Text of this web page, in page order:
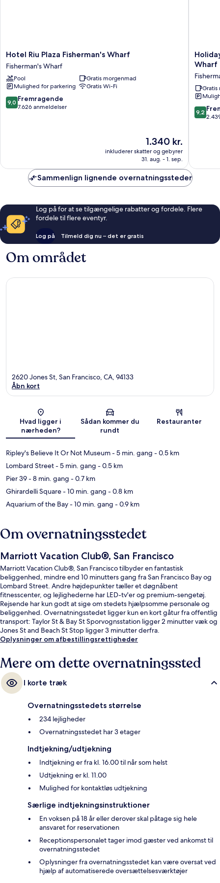
Hotel
Riu
Plaza
Fisherman's
Wharf
Fisherman's
Wharf
Hotel Riu Plaza Fisherman's Wharf
Fisherman's Wharf
Pool
Gratis morgenmad
Mulighed for parkering
Gratis Wi-Fi
9.0
ud
9,0 Fremragende
7.626 anmeldelser
Prisen
er
1.340 kr.
1.340 kr.
inkluderer skatter og gebyrer
31. aug. - 1. sep.
Holiday
Inn
and
Suites
Wharf
by
Wharf
Gratis
9.2
ud
9,2
Sammenlign lignende overnatningssteder
Log på for at se tilgængelige rabatter og fordele. Flere
fordele til flere eventyr.
Log på Tilmeld dig nu – det er gratis
Om området
Kort
2620 Jones St, San Francisco, CA, 94133
Åbn kort
Hvad ligger i
nærheden?
Sådan kommer du
rundt
Restauranter
Ripley's Believe It Or Not Museum- 5 min. gang - 0.5 km
Lombard Street- 5 min. gang - 0.5 km
Pier 39- 8 min. gang - 0.7 km
Ghirardelli Square- 10 min. gang - 0.8 km
Aquarium of the Bay- 10 min. gang - 0.9 km
Om overnatningsstedet
Marriott Vacation Club®, San Francisco
Marriott Vacation Club®, San Francisco tilbyder en fantastisk
beliggenhed, mindre end 10 minutters gang fra San Francisco Bay og
Lombard Street. Andre højdepunkter tæller et døgnåbent
fitnesscenter, og lejlighederne har LED-tv'er og premium-sengetøj.
Rejsende har kun godt at sige om stedets hjælpsomme personale og
beliggenhed. Overnatningsstedet ligger kun en kort gåtur fra offentlig
transport: Taylor St & Bay St Sporvognsstation ligger 2 minutter væk og
Jones St and Beach St Stop ligger 3 minutter derfra.
Oplysninger om afbestillingsrettigheder
Mere om dette overnatningssted
I korte træk
Overnatningsstedets størrelse
234 lejligheder
Overnatningsstedet har 3 etager
Indtjekning/udtjekning
Indtjekning er fra kl. 16.00 til når som helst
Udtjekning er kl. 11.00
Mulighed for kontaktløs udtjekning
Særlige indtjekningsinstruktioner
En voksen på 18 år eller derover skal påtage sig hele
ansvaret for reservationen
Receptionspersonalet tager imod gæster ved ankomst til
overnatningsstedet
Oplysninger fra overnatningsstedet kan være oversat ved
hjælp af automatiserede oversættelsesværktøjer